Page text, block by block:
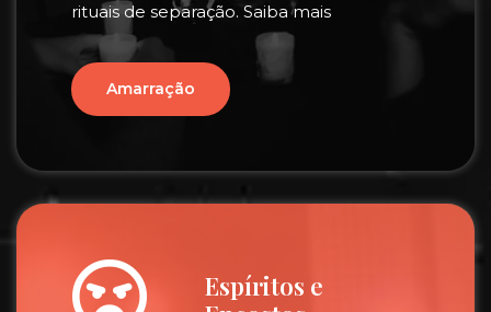
rituais de separação. Saiba mais
Amarração
Espíritos e